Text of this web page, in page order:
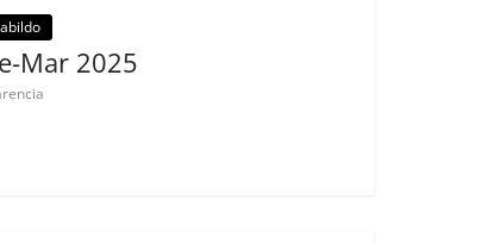
Mar 2025